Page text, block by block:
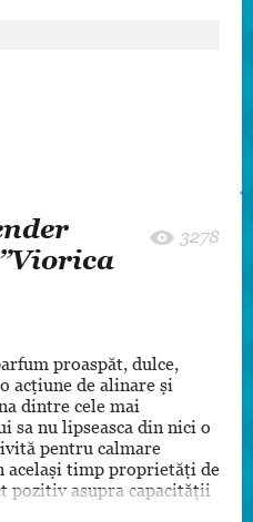
3278
proaspăt, dulce,
acțiune de alinare și
dintre cele mai
sa nu lipseasca din nici o
pentru calmare
același timp proprietăți de
pozitiv asupra capacității